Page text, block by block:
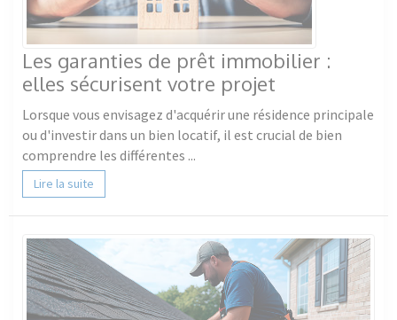
Les garanties de prêt immobilier :
elles sécurisent votre projet
Lorsque vous envisagez d'acquérir une résidence principale
ou d'investir dans un bien locatif, il est crucial de bien
comprendre les différentes ...
Lire la suite